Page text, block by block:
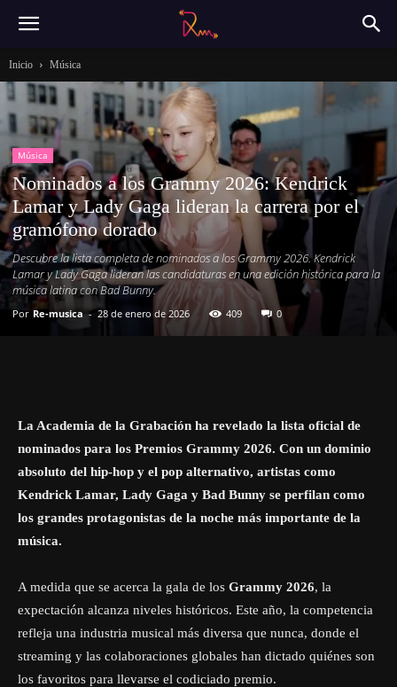
Inicio Música
Música
Nominados a los Grammy 2026: Kendrick
Lamar y Lady Gaga lideran la carrera por el
gramófono dorado
Descubre la lista completa de nominados a los Grammy 2026. Kendrick
Lamar y Lady Gaga lideran las candidaturas en una edición histórica para la
música latina con Bad Bunny.
Por Re-musica - 28 de enero de 2026 409 0
La Academia de la Grabación ha revelado la lista oficial de
nominados para los Premios Grammy 2026. Con un dominio
absoluto del hip-hop y el pop alternativo, artistas como
Kendrick Lamar, Lady Gaga y Bad Bunny se perfilan como
los grandes protagonistas de la noche más importante de la
música.
A medida que se acerca la gala de los Grammy 2026, la
expectación alcanza niveles históricos. Este año, la competencia
refleja una industria musical más diversa que nunca, donde el
streaming y las colaboraciones globales han dictado quiénes son
los favoritos para llevarse el codiciado premio.